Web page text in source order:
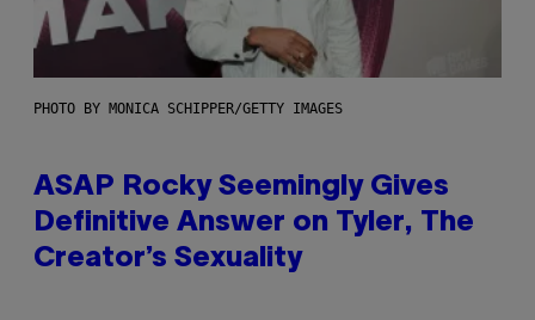
PHOTO BY MONICA SCHIPPER/GETTY IMAGES
ASAP Rocky Seemingly Gives
Definitive Answer on Tyler, The
Creator’s Sexuality